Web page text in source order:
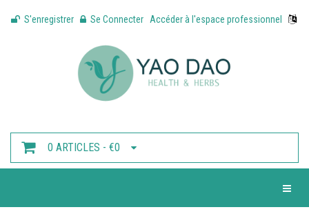
S'enregistrer Se Connecter Accéder à l'espace professionnel
0 ARTICLES - €0